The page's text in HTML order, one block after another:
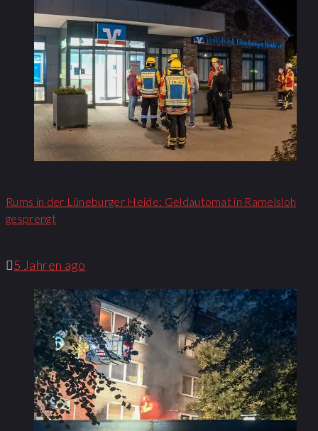
Rums in der Lüneburger Heide: Geldautomat in Ramelsloh
gesprengt
5 Jahren ago